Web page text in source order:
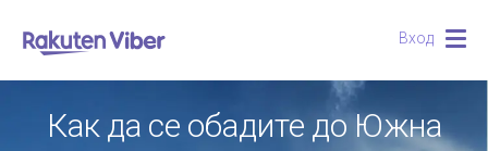
Вход
Как да се обадите до Южна